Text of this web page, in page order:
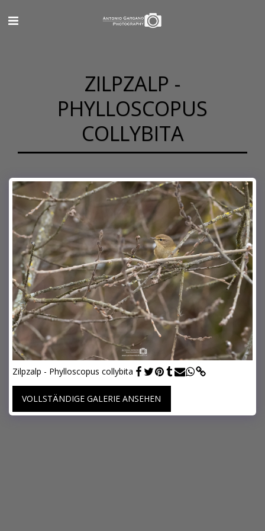
ZILPZALP -
PHYLLOSCOPUS
COLLYBITA
Zilpzalp - Phylloscopus collybita
VOLLSTÄNDIGE GALERIE ANSEHEN